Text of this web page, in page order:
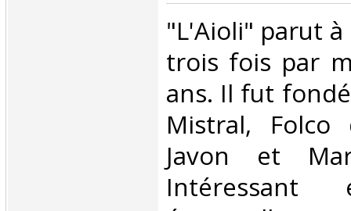
‎"L'Aioli" parut
trois fois par
ans. Il fut
Mistral, Folco
Javon et
Intéressant